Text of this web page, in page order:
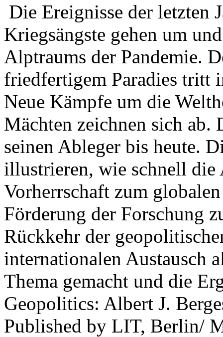
Die Ereignisse der letzten
Kriegsängste gehen um
Alptraums der Pandemie.
friedfertigem Paradies tritt
Neue Kämpfe um die
Mächten zeichnen sich
seinen Ableger bis heute.
illustrieren, wie schnell die
Vorherrschaft zum
Förderung der Forschung
Rückkehr der
internationalen Austausch
Thema gemacht und die
Geopolitics: Albert J.
Published by LIT, Berlin/